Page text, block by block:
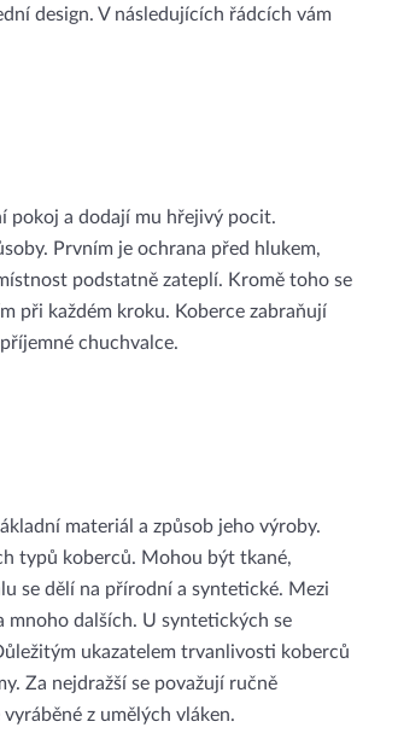
design. V následujících řádcích vám
pokoj a dodají mu hřejivý pocit.
Prvním je ochrana před hlukem,
podstatně zateplí. Kromě toho se
při každém kroku. Koberce zabraňují
chuchvalce.
materiál a způsob jeho výroby.
typů koberců. Mohou být tkané,
se dělí na přírodní a syntetické. Mezi
mnoho dalších. U syntetických se
ukazatelem trvanlivosti koberců
Za nejdražší se považují ručně
z umělých vláken.